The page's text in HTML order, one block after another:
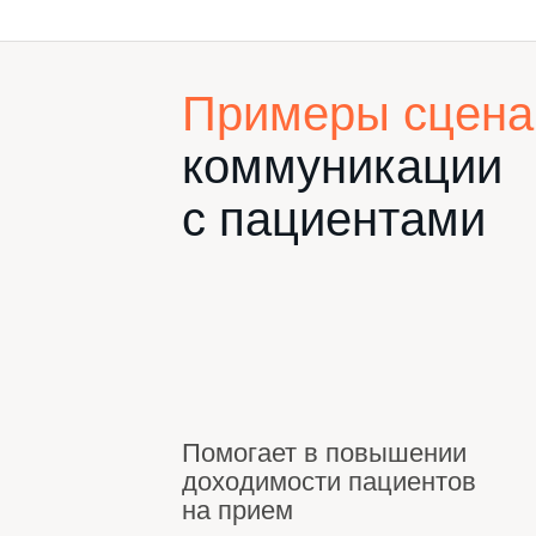
Примеры
коммуникации
с пациентами
Помогает в повышении
доходимости пациентов
на прием